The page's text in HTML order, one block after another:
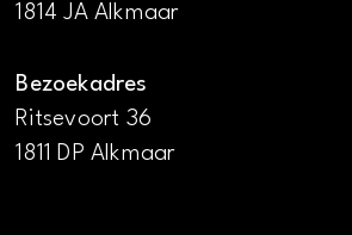
1814 JA Alkmaar
Bezoekadres
Ritsevoort 36
1811 DP Alkmaar